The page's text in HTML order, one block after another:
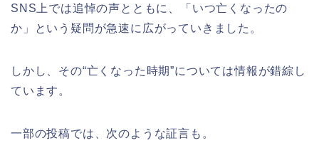
SNS上では追悼の声とともに、「いつ亡くなったの
か」という疑問が急速に広がっていきました。
しかし、その“亡くなった時期”については情報が錯綜し
ています。
一部の投稿では、次のような証言も。